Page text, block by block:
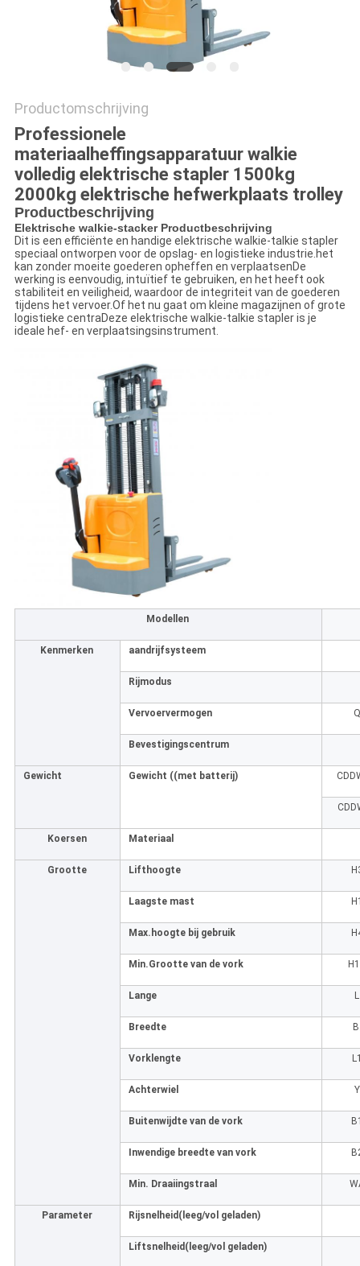
Productomschrijving
Professionele
materiaalheffingsapparatuur walkie
volledig elektrische stapler 1500kg
2000kg elektrische hefwerkplaats trolley
Productbeschrijving
Elektrische walkie-stacker Productbeschrijving
Dit is een efficiënte en handige elektrische walkie-talkie stapler
speciaal ontworpen voor de opslag- en logistieke industrie.het
kan zonder moeite goederen opheffen en verplaatsenDe
werking is eenvoudig, intuïtief te gebruiken, en het heeft ook
stabiliteit en veiligheid, waardoor de integriteit van de goederen
tijdens het vervoer.Of het nu gaat om kleine magazijnen of grote
logistieke centraDeze elektrische walkie-talkie stapler is je
ideale hef- en verplaatsingsinstrument.
Modellen
Kenmerken aandrijfsysteem
Rijmodus
Vervoervermogen Q
Bevestigingscentrum
Gewicht Gewicht ((met batterij)
Koersen Materiaal
Grootte Lifthoogte
Laagste mast
Max.hoogte bij gebruik
Min.Grootte van de vork
Lange L
Breedte
Vorklengte
Achterwiel Y
Buitenwijdte van de vork
Inwendige breedte van vork
Min. Draaiingstraal
Parameter Rijsnelheid (leeg/vol geladen)
Liftsnelheid (leeg/vol geladen)